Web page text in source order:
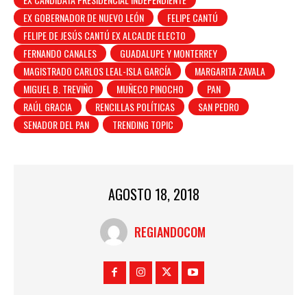
EX GOBERNADOR DE NUEVO LEÓN
FELIPE CANTÚ
FELIPE DE JESÚS CANTÚ EX ALCALDE ELECTO
FERNANDO CANALES
GUADALUPE Y MONTERREY
MAGISTRADO CARLOS LEAL-ISLA GARCÍA
MARGARITA ZAVALA
MIGUEL B. TREVIÑO
MUÑECO PINOCHO
PAN
RAÚL GRACIA
RENCILLAS POLÍTICAS
SAN PEDRO
SENADOR DEL PAN
TRENDING TOPIC
AGOSTO 18, 2018
REGIANDOCOM